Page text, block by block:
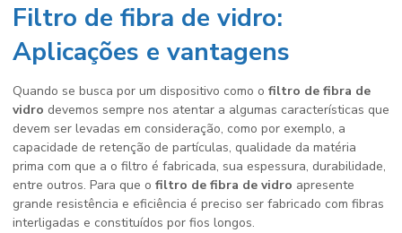
Filtro de fibra de vidro:
Aplicações e vantagens
Quando se busca por um dispositivo como o filtro de fibra de
vidro devemos sempre nos atentar a algumas características que
devem ser levadas em consideração, como por exemplo, a
capacidade de retenção de partículas, qualidade da matéria
prima com que a o filtro é fabricada, sua espessura, durabilidade,
entre outros. Para que o filtro de fibra de vidro apresente
grande resistência e eficiência é preciso ser fabricado com fibras
interligadas e constituídos por fios longos.